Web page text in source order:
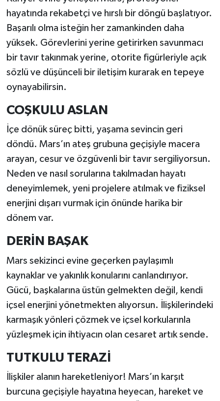
hayatında rekabetçi ve hırslı bir döngü başlatıyor.
Başarılı olma isteğin her zamankinden daha
yüksek. Görevlerini yerine getirirken savunmacı
bir tavır takınmak yerine, otorite figürleriyle açık
sözlü ve düşünceli bir iletişim kurarak en tepeye
oynayabilirsin.
COŞKULU ASLAN
İçe dönük süreç bitti, yaşama sevincin geri
döndü. Mars’ın ateş grubuna geçişiyle macera
arayan, cesur ve özgüvenli bir tavır sergiliyorsun.
Neden ve nasıl sorularına takılmadan hayatı
deneyimlemek, yeni projelere atılmak ve fiziksel
enerjini dışarı vurmak için önünde harika bir
dönem var.
DERİN BAŞAK
Mars sekizinci evine geçerken paylaşımlı
kaynaklar ve yakınlık konularını canlandırıyor.
Gücü, başkalarına üstün gelmekten değil, kendi
içsel enerjini yönetmekten alıyorsun. İlişkilerindeki
karmaşık yönleri çözmek ve içsel korkularınla
yüzleşmek için ihtiyacın olan cesaret artık sende.
TUTKULU TERAZİ
İlişkiler alanın hareketleniyor! Mars’ın karşıt
burcuna geçişiyle hayatına heyecan, hareket ve